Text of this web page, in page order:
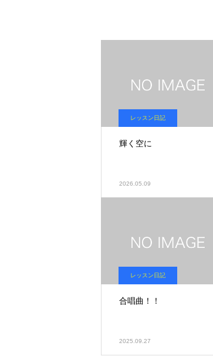
レッスン日記
輝く空に
2026.05.09
レッスン日記
合唱曲！！
2025.09.27